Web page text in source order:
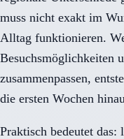
muss nicht exakt im
Alltag funktionieren.
Besuchsmöglichkeiten
zusammenpassen,
die ersten Wochen
Praktisch bedeutet das: